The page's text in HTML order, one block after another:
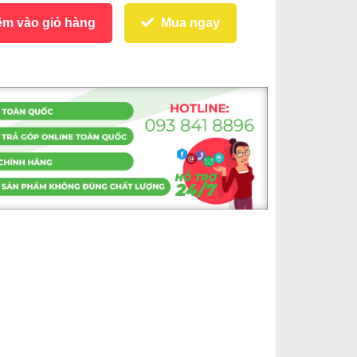
vào giỏ hàng Mua ngay